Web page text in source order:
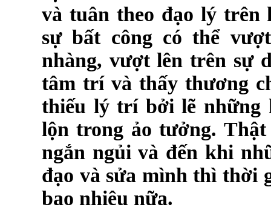
và tuân theo đạo lý trên
sự bất công có thể
nhàng, vượt lên trên sự
tâm trí và thấy thương
thiếu lý trí bởi lẽ những
lộn trong ảo tưởng. Thật
ngắn ngủi và đến khi
đạo và sửa mình thì thời
bao nhiêu nữa.